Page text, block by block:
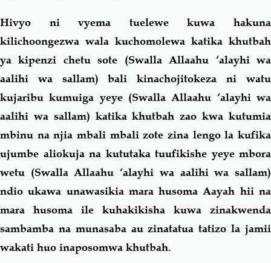
Hivyo ni vyema tuelewe kuwa hakuna
kilichoongezwa wala kuchomolewa katika khutbah
ya kipenzi chetu sote (Swalla Allaahu ‘alayhi wa
aalihi wa sallam) bali kinachojitokeza ni watu
kujaribu kumuiga yeye (Swalla Allaahu ‘alayhi wa
aalihi wa sallam) katika khutbah zao kwa kutumia
mbinu na njia mbali mbali zote zina lengo la kufika
ujumbe aliokuja na kututaka tuufikishe yeye mbora
wetu (Swalla Allaahu ‘alayhi wa aalihi wa sallam)
ndio ukawa unawasikia mara husoma Aayah hii na
mara husoma ile kuhakikisha kuwa zinakwenda
sambamba na munasaba au zinatatua tatizo la jamii
wakati huo inaposomwa khutbah.